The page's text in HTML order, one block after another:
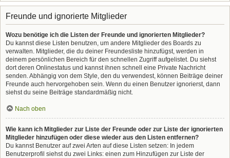
Freunde und ignorierte Mitglieder
Wozu benötige ich die Listen der Freunde und ignorierten Mitglieder?
Du kannst diese Listen benutzen, um andere Mitglieder des Boards zu
verwalten. Mitglieder, die du deiner Freundesliste hinzufügst, werden in
deinem persönlichen Bereich für den schnellen Zugriff aufgelistet. Du siehst
dort deren Onlinestatus und kannst ihnen schnell eine Private Nachricht
senden. Abhängig von dem Style, den du verwendest, können Beiträge deiner
Freunde auch hervorgehoben sein. Wenn du einen Benutzer ignorierst, dann
siehst du seine Beiträge standardmäßig nicht.
Nach oben
Wie kann ich Mitglieder zur Liste der Freunde oder zur Liste der ignorierten
Mitglieder hinzufügen oder diese wieder aus den Listen entfernen?
Du kannst Benutzer auf zwei Arten auf diese Listen setzen: In jedem
Benutzerprofil siehst du zwei Links: einen zum Hinzufügen zur Liste der